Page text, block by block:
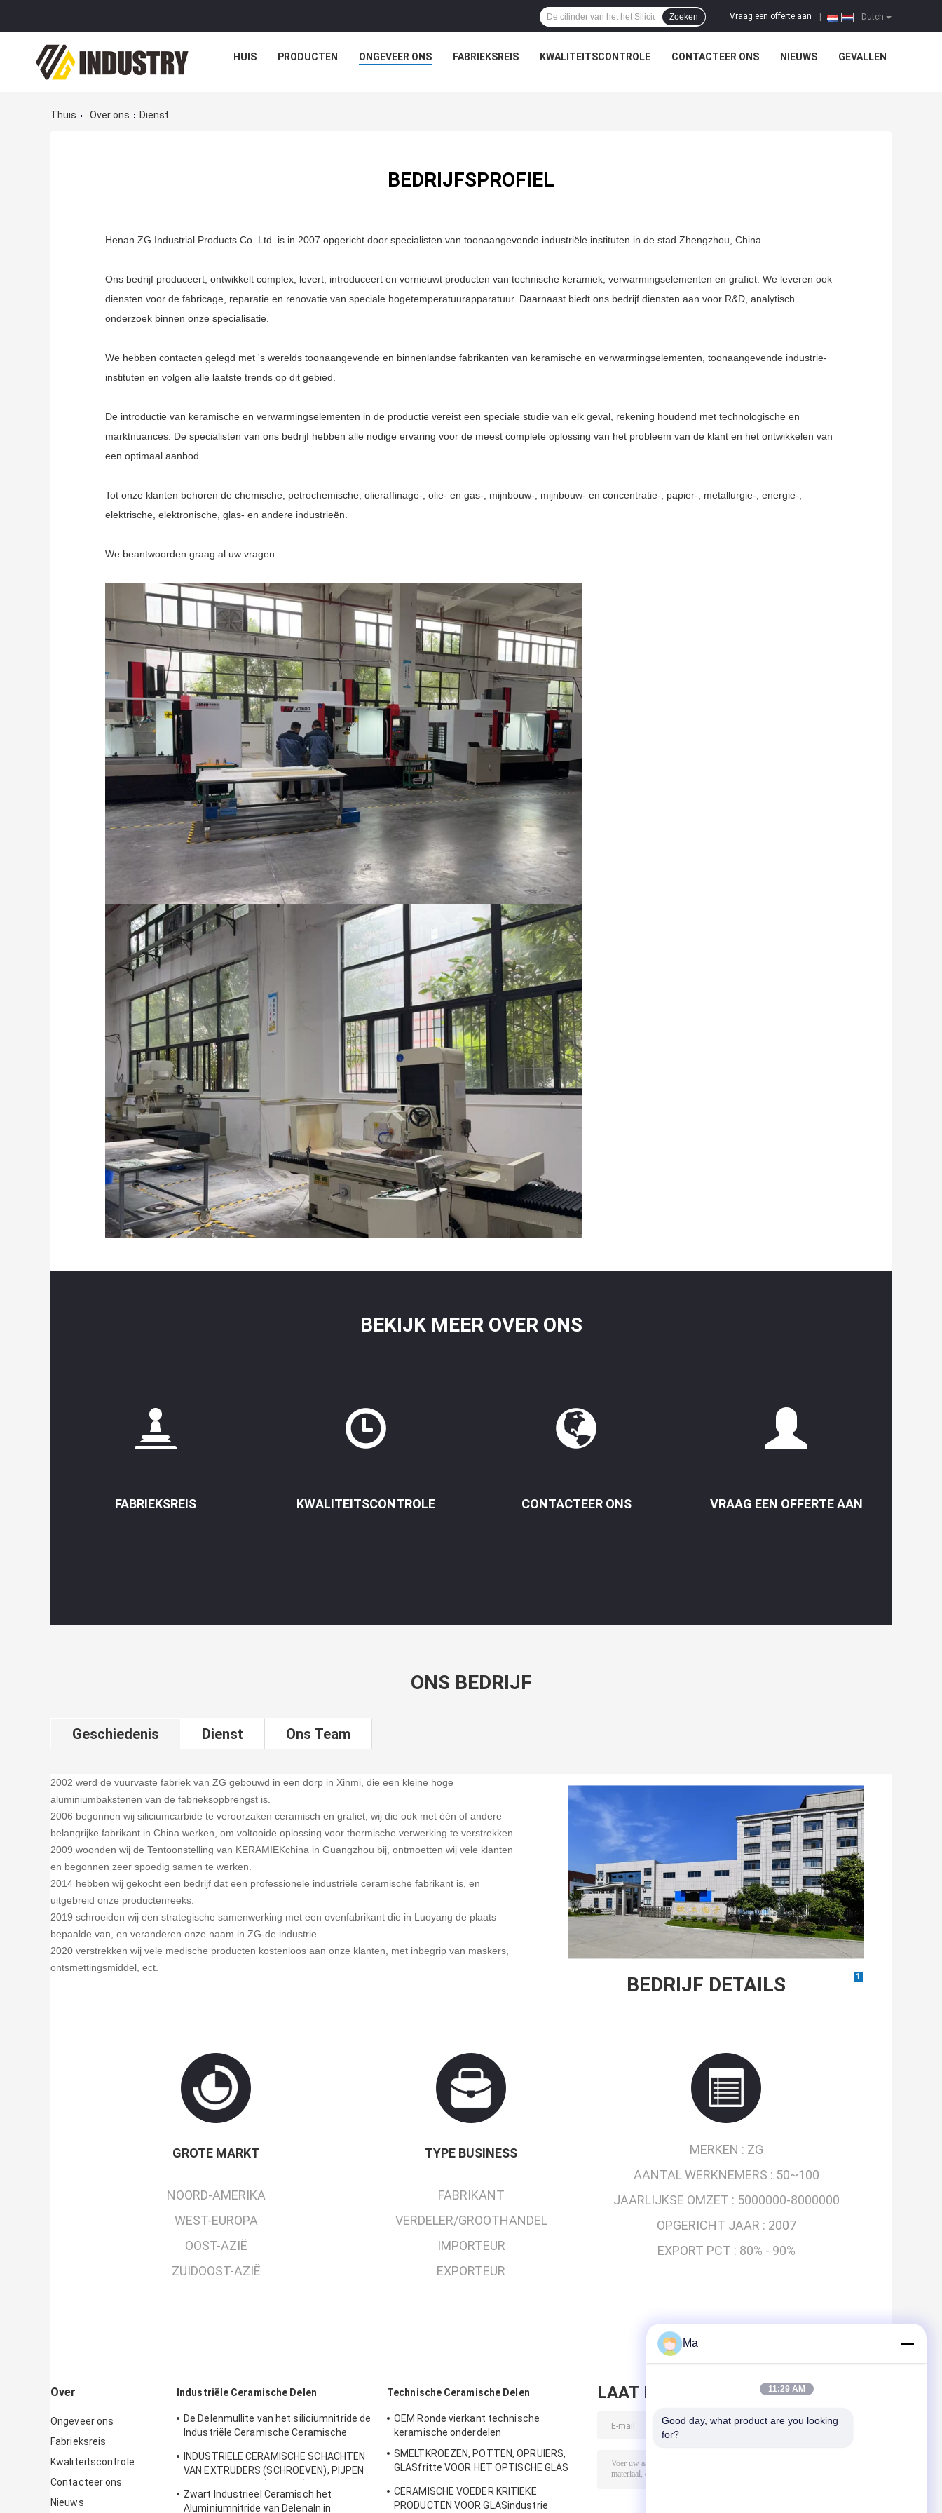
Dutch
Vraag een offerte aan
Zoeken
HUIS PRODUCTEN ONGEVEER ONS FABRIEKSREIS KWALITEITSCONTROLE CONTACTEER ONS NIEUWS GEVALLEN
Thuis Over ons Dienst
BEDRIJFSPROFIEL
Henan ZG Industrial Products Co. Ltd. is in 2007 opgericht door specialisten van toonaangevende industriële instituten in de stad Zhengzhou, China.
Ons bedrijf produceert, ontwikkelt complex, levert, introduceert en vernieuwt producten van technische keramiek, verwarmingselementen en grafiet. We leveren ook
diensten voor de fabricage, reparatie en renovatie van speciale hogetemperatuurapparatuur. Daarnaast biedt ons bedrijf diensten aan voor R&D, analytisch
onderzoek binnen onze specialisatie.
We hebben contacten gelegd met 's werelds toonaangevende en binnenlandse fabrikanten van keramische en verwarmingselementen, toonaangevende industrie-
instituten en volgen alle laatste trends op dit gebied.
De introductie van keramische en verwarmingselementen in de productie vereist een speciale studie van elk geval, rekening houdend met technologische en
marktnuances. De specialisten van ons bedrijf hebben alle nodige ervaring voor de meest complete oplossing van het probleem van de klant en het ontwikkelen van
een optimaal aanbod.
Tot onze klanten behoren de chemische, petrochemische, olieraffinage-, olie- en gas-, mijnbouw-, mijnbouw- en concentratie-, papier-, metallurgie-, energie-,
elektrische, elektronische, glas- en andere industrieën.
We beantwoorden graag al uw vragen.
BEKIJK MEER OVER ONS
FABRIEKSREIS KWALITEITSCONTROLE CONTACTEER ONS VRAAG EEN OFFERTE AAN
ONS BEDRIJF
Geschiedenis Dienst Ons Team
2002 werd de vuurvaste fabriek van ZG gebouwd in een dorp in Xinmi, die een kleine hoge
aluminiumbakstenen van de fabrieksopbrengst is.
2006 begonnen wij siliciumcarbide te veroorzaken ceramisch en grafiet, wij die ook met één of andere
belangrijke fabrikant in China werken, om voltooide oplossing voor thermische verwerking te verstrekken.
2009 woonden wij de Tentoonstelling van KERAMIEKchina in Guangzhou bij, ontmoetten wij vele klanten
en begonnen zeer spoedig samen te werken.
2014 hebben wij gekocht een bedrijf dat een professionele industriële ceramische fabrikant is, en
uitgebreid onze productenreeks.
2019 schroeiden wij een strategische samenwerking met een ovenfabrikant die in Luoyang de plaats
bepaalde van, en veranderen onze naam in ZG-de industrie.
2020 verstrekken wij vele medische producten kostenloos aan onze klanten, met inbegrip van maskers,
ontsmettingsmiddel, ect.
1
BEDRIJF DETAILS
GROTE MARKT
NOORD-AMERIKA
WEST-EUROPA
OOST-AZIË
ZUIDOOST-AZIË
TYPE BUSINESS
FABRIKANT
VERDELER/GROOTHANDEL
IMPORTEUR
EXPORTEUR
MERKEN : ZG
AANTAL WERKNEMERS : 50~100
JAARLIJKSE OMZET : 5000000-8000000
OPGERICHT JAAR : 2007
EXPORT PCT : 80% - 90%
Over
Ongeveer ons
Fabrieksreis
Kwaliteitscontrole
Contacteer ons
Nieuws
Industriële Ceramische Delen
De Delenmullite van het siliciumnitride de
Industriële Ceramische Ceramische
Thermokoppelbescherming
INDUSTRIËLE CERAMISCHE SCHACHTEN
VAN EXTRUDERS (SCHROEVEN), PIJPEN
Zwart Industrieel Ceramisch het
Aluminiumnitride van Delenaln in
Technische Ceramische Delen
OEM Ronde vierkant technische
keramische onderdelen
SMELTKROEZEN, POTTEN, OPRUIERS,
GLASfritte VOOR HET OPTISCHE GLAS
CERAMISCHE VOEDER KRITIEKE
PRODUCTEN VOOR GLASindustrie
LAAT BERICHT ACHTER
Ma
11:29 AM
Good day, what product are you looking
for?